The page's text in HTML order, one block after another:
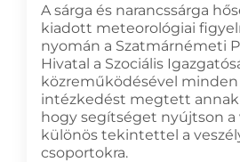
A sárga és narancssárga
kiadott meteorológiai
nyomán a Szatmárnémeti
Hivatal a Szociális
közreműködésével minden
intézkedést megtett
hogy segítséget nyújtson a
különös tekintettel a
csoportokra.